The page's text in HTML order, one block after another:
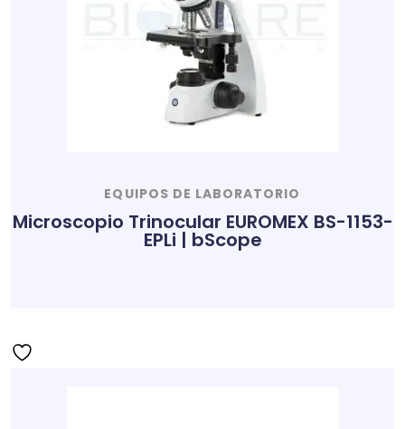
EQUIPOS DE LABORATORIO
Microscopio Trinocular EUROMEX BS-1153-
EPLi | bScope